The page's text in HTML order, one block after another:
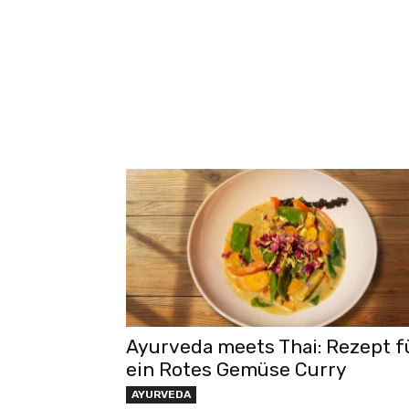
Ayurveda meets Thai: Rezept
ein Rotes Gemüse Curry
AYURVEDA